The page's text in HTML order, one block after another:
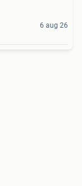
6 aug 26